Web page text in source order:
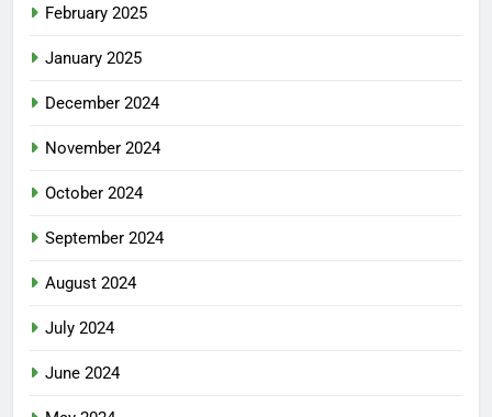
February 2025
January 2025
December 2024
November 2024
October 2024
September 2024
August 2024
July 2024
June 2024